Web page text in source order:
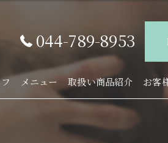
044-789-8953
メニュー 取扱い商品紹介 お客